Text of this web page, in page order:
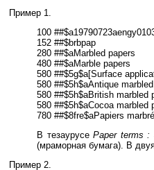
Пример 1.
100
152 ##$brbpap
280 ##$aMarbled papers
480 ##$aMarble papers
580 ##$5g$a[Surface
580 ##$5h$aAntique
580 ##$5h$aBritish marbled
580 ##$5h$aCocoa marbled
780 ##$8fre$aPapiers
В тезаурусеPaper terms :
(мраморная бумага). В
Пример 2.